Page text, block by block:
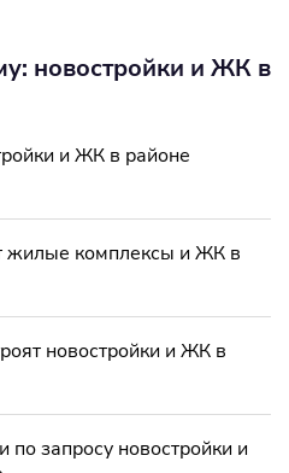
новостройки и ЖК в
и ЖК в районе
жилые комплексы и ЖК в
новостройки и ЖК в
запросу новостройки и